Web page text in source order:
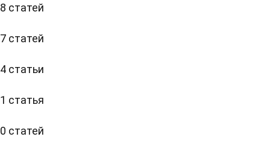
8 статей
7 статей
4 статьи
1 статья
0 статей